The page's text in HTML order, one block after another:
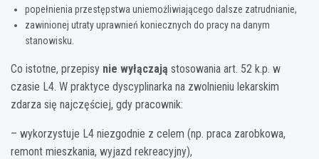
popełnienia przestępstwa uniemożliwiającego dalsze zatrudnianie,
zawinionej utraty uprawnień koniecznych do pracy na danym
stanowisku.
Co istotne, przepisy nie wyłączają stosowania art. 52 k.p. w
czasie L4. W praktyce dyscyplinarka na zwolnieniu lekarskim
zdarza się najczęściej, gdy pracownik:
– wykorzystuje L4 niezgodnie z celem (np. praca zarobkowa,
remont mieszkania, wyjazd rekreacyjny),